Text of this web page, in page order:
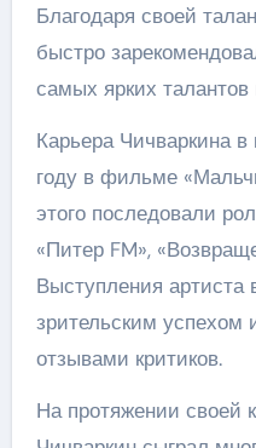
Благодаря своей
быстро
самых ярких талантов
Карьера Чичваркина
году в фильме
этого последовали
«Питер FM»,
Выступления артиста
зрительским успехом
отзывами критиков.
На протяжении своей